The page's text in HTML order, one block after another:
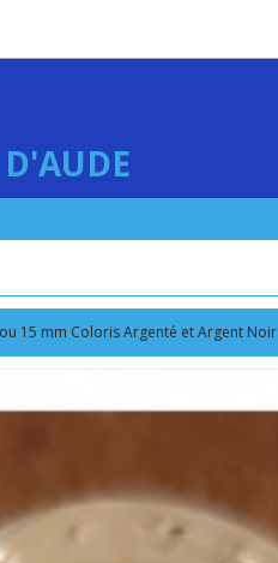
15 mm Coloris Argenté et Argent Noir